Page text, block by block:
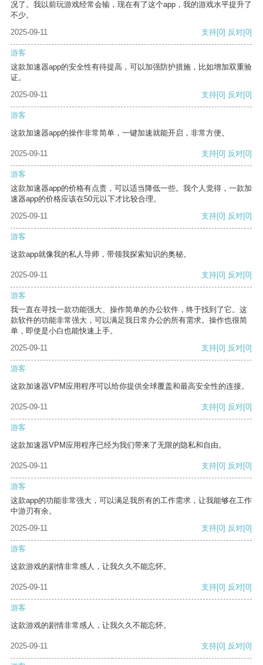
况了。我以前玩游戏经常会输，现在有了这个app，我的游戏水平提升了
不少。
2025-09-11
支持[0] 反对[0]
游客
这款加速器app的安全性有待提高，可以加强防护措施，比如增加双重验
证。
2025-09-11
支持[0] 反对[0]
游客
这款加速器app的操作非常简单，一键加速就能开启，非常方便。
2025-09-11 支持[0] 反对[0]
游客
这款加速器app的价格有点贵，可以适当降低一些。我个人觉得，一款加
速器app的价格应该在50元以下才比较合理。
2025-09-11
支持[0] 反对[0]
游客
这款app就像我的私人导师，带领我探索知识的奥秘。
2025-09-11 支持[0] 反对[0]
游客
我一直在寻找一款功能强大、操作简单的办公软件，终于找到了它。这
款软件的功能非常强大，可以满足我日常办公的所有需求。操作也很简
单，即使是小白也能快速上手。
2025-09-11
支持[0] 反对[0]
游客
这款加速器VPM应用程序可以给你提供全球覆盖和最高安全性的连接。
2025-09-11 支持[0] 反对[0]
游客
这款加速器VPM应用程序已经为我们带来了无限的隐私和自由。
2025-09-11 支持[0] 反对[0]
游客
这款app的功能非常强大，可以满足我所有的工作需求，让我能够在工作
中游刃有余。
2025-09-11
支持[0] 反对[0]
游客
这款游戏的剧情非常感人，让我久久不能忘怀。
2025-09-11 支持[0] 反对[0]
游客
这款游戏的剧情非常感人，让我久久不能忘怀。
2025-09-11 支持[0] 反对[0]